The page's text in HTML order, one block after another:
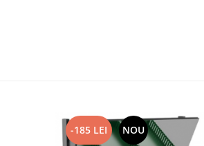
-185 LEI NOU